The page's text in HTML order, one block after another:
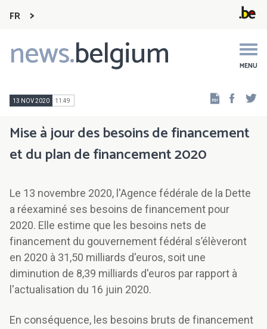
FR
news.belgium MENU
Main
navigation
13 NOV 2020 11:49
Mise à jour des besoins de financement
et du plan de financement 2020
Le 13 novembre 2020, l'Agence fédérale de la Dette
a réexaminé ses besoins de financement pour
2020. Elle estime que les besoins nets de
financement du gouvernement fédéral s’élèveront
en 2020 à 31,50 milliards d'euros, soit une
diminution de 8,39 milliards d'euros par rapport à
l'actualisation du 16 juin 2020.
En conséquence, les besoins bruts de financement